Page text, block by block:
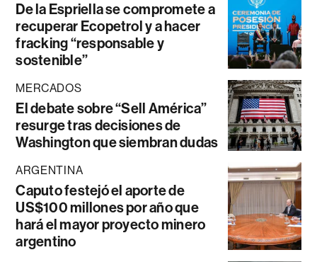
De la Espriella se compromete a
recuperar Ecopetrol y a hacer
fracking “responsable y
sostenible”
MERCADOS
El debate sobre “Sell América”
resurge tras decisiones de
Washington que siembran dudas
ARGENTINA
Caputo festejó el aporte de
US$100 millones por año que
hará el mayor proyecto minero
argentino